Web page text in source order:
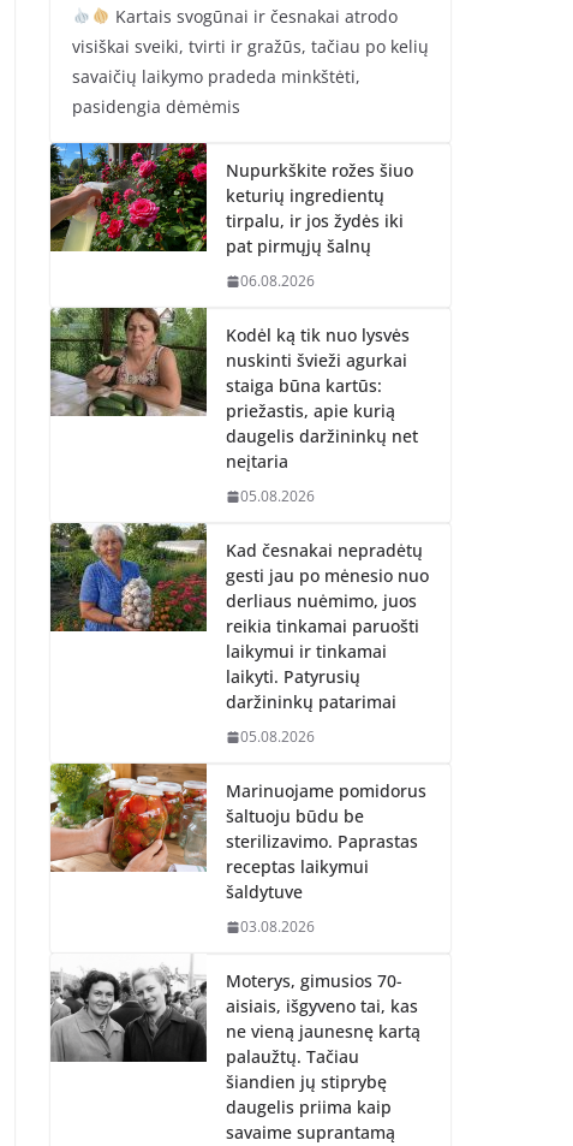
Kartais svogūnai ir česnakai atrodo
visiškai sveiki, tvirti ir gražūs, tačiau po kelių
savaičių laikymo pradeda minkštėti,
pasidengia dėmėmis
Nupurkškite rožes šiuo
keturių ingredientų
tirpalu, ir jos žydės iki
pat pirmųjų šalnų
06.08.2026
Kodėl ką tik nuo lysvės
nuskinti švieži agurkai
staiga būna kartūs:
priežastis, apie kurią
daugelis daržininkų net
neįtaria
05.08.2026
Kad česnakai nepradėtų
gesti jau po mėnesio nuo
derliaus nuėmimo, juos
reikia tinkamai paruošti
laikymui ir tinkamai
laikyti. Patyrusių
daržininkų patarimai
05.08.2026
Marinuojame pomidorus
šaltuoju būdu be
sterilizavimo. Paprastas
receptas laikymui
šaldytuve
03.08.2026
Moterys, gimusios 70-
aisiais, išgyveno tai, kas
ne vieną jaunesnę kartą
palaužtų. Tačiau
šiandien jų stiprybę
daugelis priima kaip
savaime suprantamą